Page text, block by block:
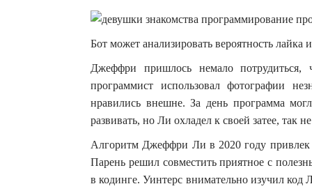
Бот может анализировать вероятность лайка
Джеффри пришлось немало потрудиться,
программист использовал фотографии
нравились внешне. За день программа
развивать, но Ли охладел к своей затее, так
Алгоритм Джеффри Ли в 2020 году привлек
Парень решил совместить приятное с
в кодинге. Уинтерс внимательно изучил код